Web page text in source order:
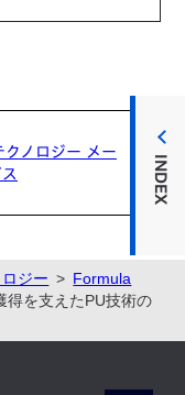
INDEX
クノロジー メー
ジー
Formula
得を支えたPU技術の